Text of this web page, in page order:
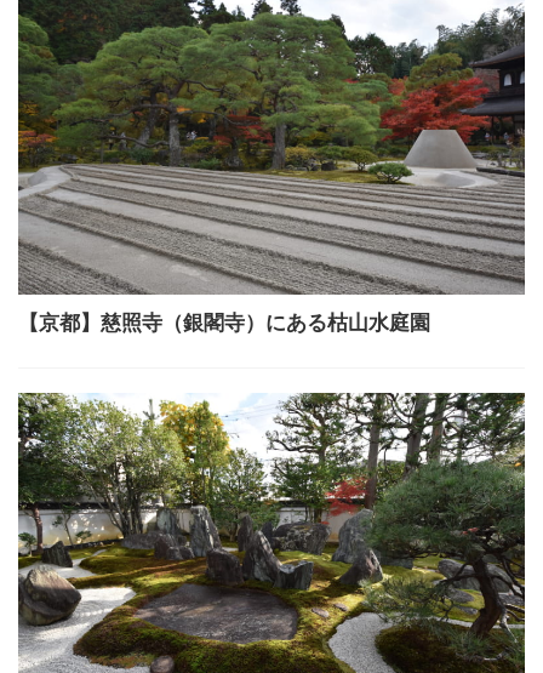
【京都】慈照寺（銀閣寺）にある枯山水庭園